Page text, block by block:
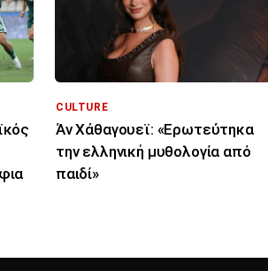
CULTURE
Άν Χάθαγουεϊ: «Ερωτεύτηκα
την ελληνική μυθολογία από
παιδί»